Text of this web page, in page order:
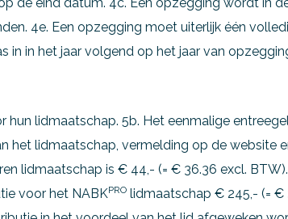
4e. Een opzegging moet uiterlijk één
in in het jaar volgend op het jaar van
hun lidmaatschap. 5b. Het eenmalige
het lidmaatschap, vermelding op de website
lidmaatschap is € 44,- (= € 36.36 excl.
voor het NABKPRO lidmaatschap € 245,- (= €